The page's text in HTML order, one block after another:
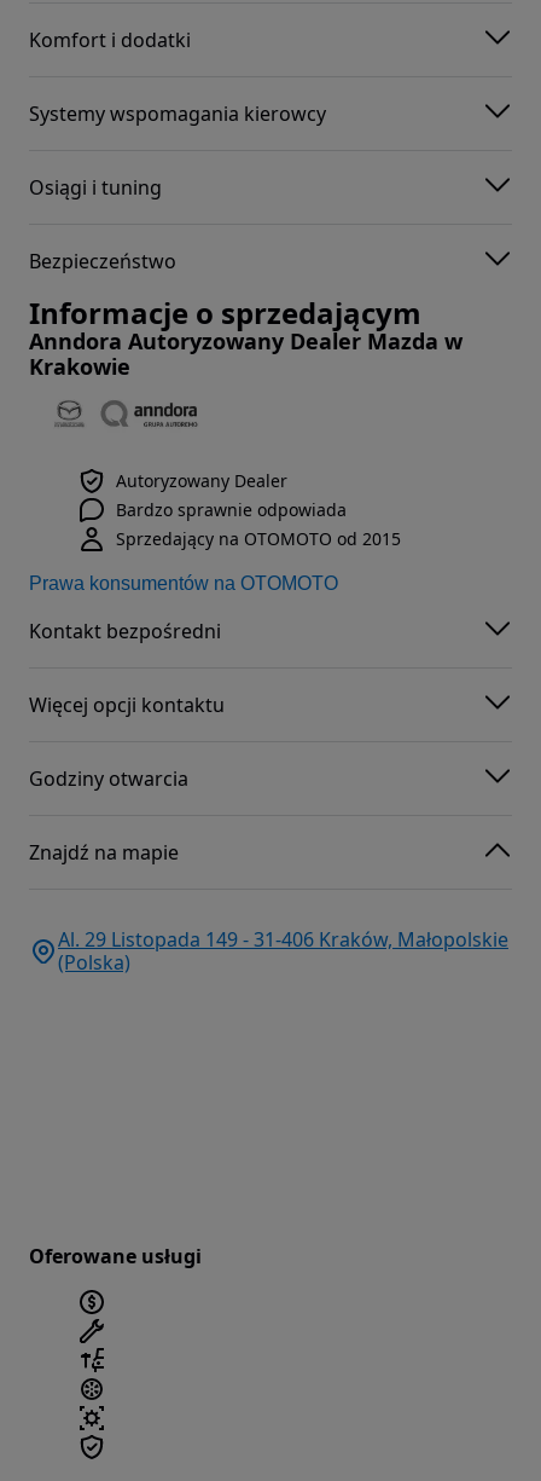
Komfort i dodatki
Systemy wspomagania kierowcy
Osiągi i tuning
Bezpieczeństwo
Informacje o sprzedającym
Anndora Autoryzowany Dealer Mazda w
Krakowie
Autoryzowany Dealer
Bardzo sprawnie odpowiada
Sprzedający na OTOMOTO od 2015
Prawa konsumentów na OTOMOTO
Kontakt bezpośredni
Więcej opcji kontaktu
Godziny otwarcia
Znajdź na mapie
Al. 29 Listopada 149 - 31-406 Kraków, Małopolskie
(Polska)
Oferowane usługi